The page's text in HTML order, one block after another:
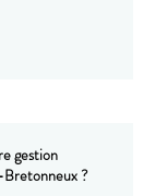
gestion
?